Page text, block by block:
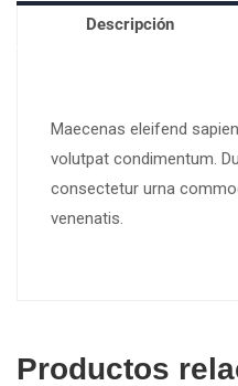
Descripción
Maecenas eleifend
volutpat condimentum.
consectetur urna
venenatis.
Productos